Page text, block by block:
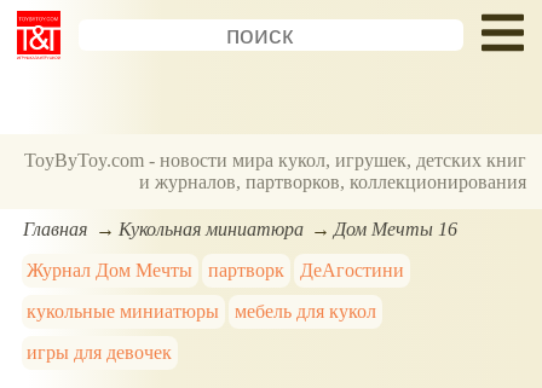
ToyByToy.com - новости мира кукол, игрушек, детских книг
и журналов, партворков, коллекционирования
Главная Кукольная миниатюра
Дом Мечты 16
Журнал Дом Мечты
партворк
ДеАгостини
кукольные миниатюры
мебель для кукол
игры для девочек